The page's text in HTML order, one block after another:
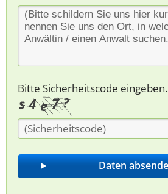
Bitte Sicherheitscode eingeben.